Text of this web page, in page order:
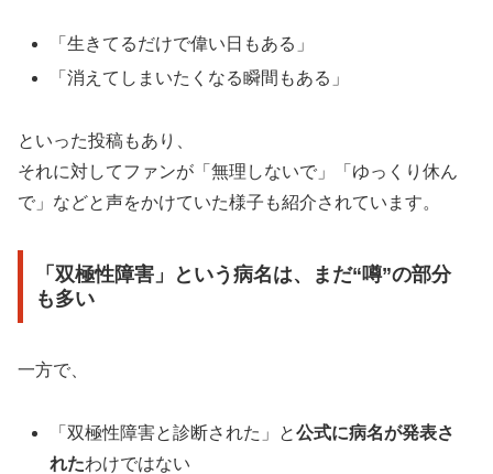
「生きてるだけで偉い日もある」
「消えてしまいたくなる瞬間もある」
といった投稿もあり、
それに対してファンが「無理しないで」「ゆっくり休ん
で」などと声をかけていた様子も紹介されています。
「双極性障害」という病名は、まだ“噂”の部分
も多い
一方で、
「双極性障害と診断された」と公式に病名が発表さ
れたわけではない